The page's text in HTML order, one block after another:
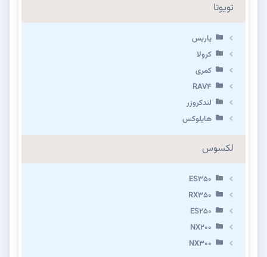
تویوتا
یاریس
کرولا
کمری
RAV4
لندکروزر
هایلوکس
لکسوس
ES350
RX350
ES250
NX200
NX300